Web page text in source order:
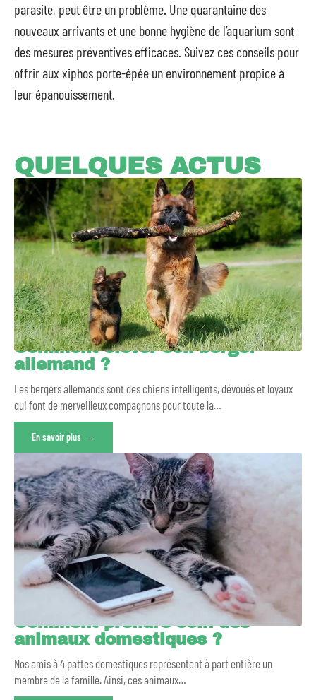
parasite, peut être un problème. Une quarantaine des
nouveaux arrivants et une bonne hygiène de l’aquarium sont
des mesures préventives efficaces. Suivez ces conseils pour
offrir aux xiphos porte-épée un environnement propice à
leur épanouissement.
QUELQUES ACTUS
Comment élever son berger
allemand ?
Les bergers allemands sont des chiens intelligents, dévoués et loyaux
qui font de merveilleux compagnons pour toute la…
En savoir plus
Comment prendre soin des
animaux domestiques ?
Nos amis à 4 pattes domestiques représentent à part entière un
membre de la famille. Ainsi, ces animaux…